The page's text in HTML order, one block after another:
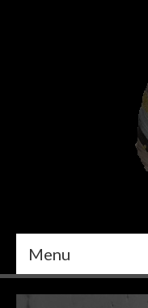
Menu
PEINTURE